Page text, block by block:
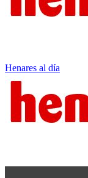
Henares al día